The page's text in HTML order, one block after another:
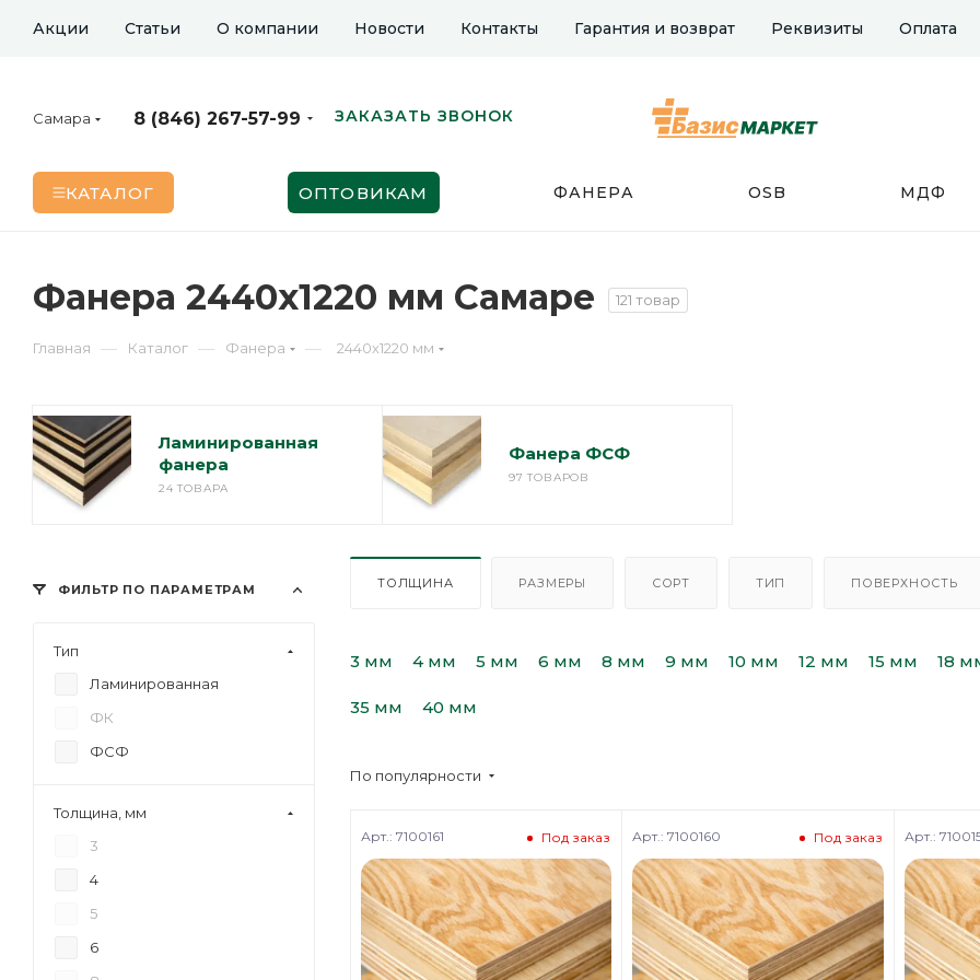
Акции Статьи О компании Новости Контакты Гарантия и возврат Реквизиты Оплата
Самара 8 (846) 267-57-99 ЗАКАЗАТЬ ЗВОНОК
КАТАЛОГ ОПТОВИКАМ ФАНЕРА OSB МДФ
Фанера 2440х1220 мм Самаре 121 товар
Главная — Каталог — Фанера — 2440х1220 мм
Ламинированная
фанера
24 ТОВАРА
Фанера ФСФ
97 ТОВАРОВ
ТОЛЩИНА РАЗМЕРЫ СОРТ ТИП ПОВЕРХНОСТЬ
3 мм 4 мм 5 мм 6 мм 8 мм 9 мм 10 мм 12 мм 15 мм 18
35 мм 40 мм
По популярности
Под заказ
Арт.: 7100161 Под заказ
Арт.: 7100160 Арт.:
ФИЛЬТР ПО ПАРАМЕТРАМ
Тип
Ламинированная
ФК
ФСФ
Толщина, мм
3
4
5
6